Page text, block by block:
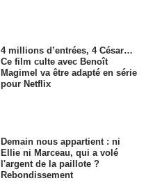
4 millions d’entrées, 4 César…
Ce film culte avec Benoît
Magimel va être adapté en série
pour Netflix
Demain nous appartient : ni
Ellie ni Marceau, qui a volé
l'argent de la paillote ?
Rebondissement